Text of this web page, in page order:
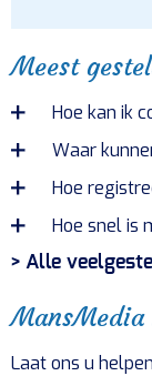
Meest
Hoe kan ik
Waar
Hoe
Hoe snel is
> Alle
Laat ons u